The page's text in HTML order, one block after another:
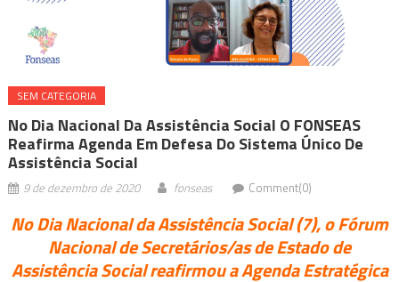
SEM CATEGORIA
No Dia Nacional Da Assistência Social O FONSEAS
Reafirma Agenda Em Defesa Do Sistema Único De
Assistência Social
9 de dezembro de 2020 fonseas Comment(0)
No Dia Nacional da Assistência Social (7), o Fórum
Nacional de Secretários/as de Estado de
Assistência Social reafirmou a Agenda Estratégica